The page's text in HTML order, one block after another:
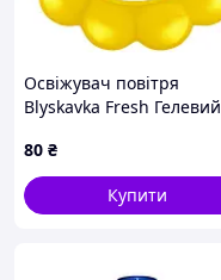
Освіжувач повітря
Blyskavka Fresh Гелевий
(4820214190603)
80 ₴
Купити